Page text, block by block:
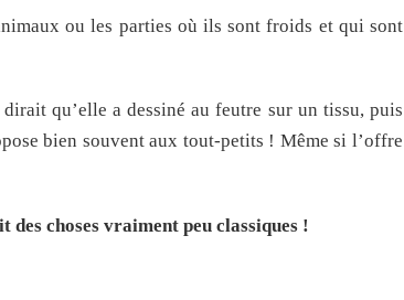
ou les parties où ils sont froids et qui sont
dirait qu’elle a dessiné au feutre sur un tissu, puis
bien souvent aux tout-petits ! Même si l’offre
des choses vraiment peu classiques !